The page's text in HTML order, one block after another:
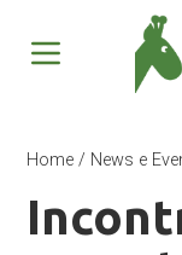
Home / News e